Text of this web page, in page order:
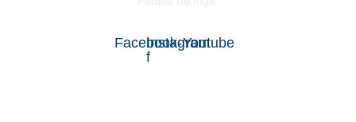
Facebook-
f
InstagramYoutube